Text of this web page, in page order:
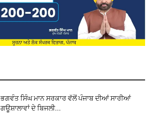
ਭਗਵੰਤ ਸਿੰਘ ਮਾਨ ਸਰਕਾਰ ਵੱਲੋਂ ਪੰਜਾਬ ਦੀਆਂ ਸਾਰੀਆਂ
ਗਊਸ਼ਾਲਾਵਾਂ ਦੇ ਬਿਜਲੀ...